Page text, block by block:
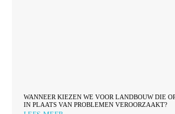
WANNEER KIEZEN WE VOOR LANDBOUW DIE
IN PLAATS VAN PROBLEMEN VEROORZAAKT?